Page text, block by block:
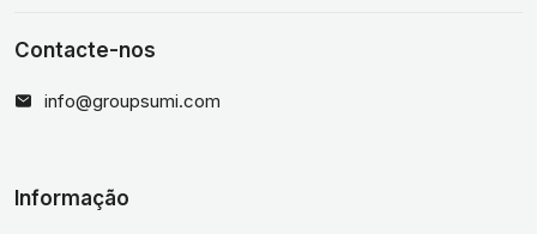
Contacte-nos
info@groupsumi.com
Informação